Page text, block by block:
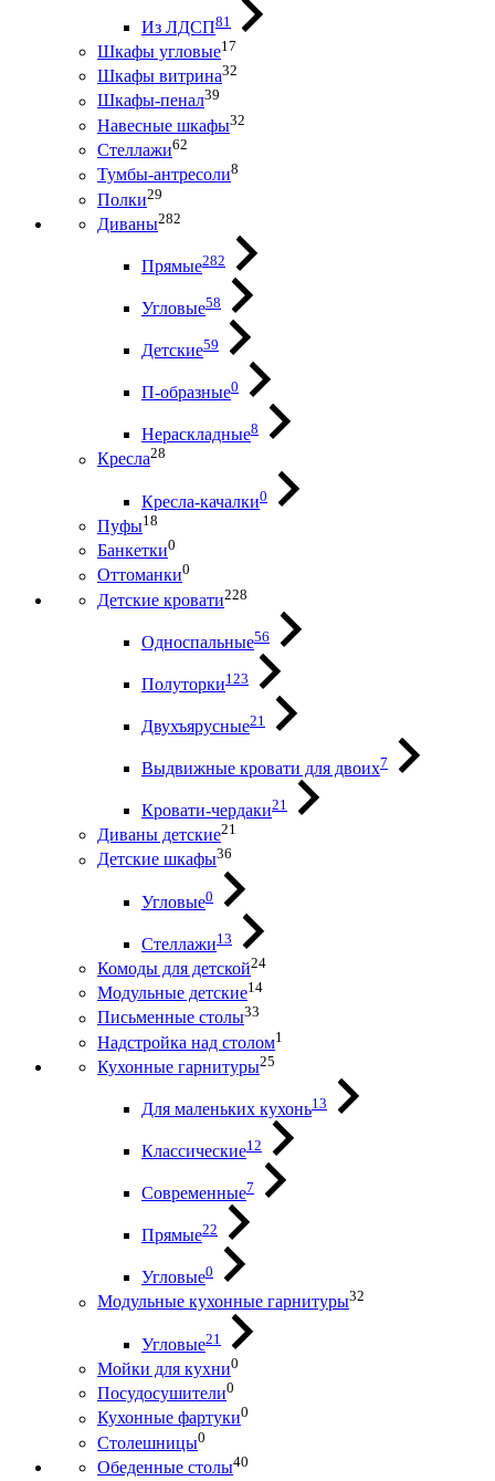
Из ЛДСП81
Шкафы угловые17
Шкафы витрина32
Шкафы-пенал39
Навесные шкафы32
Стеллажи62
Тумбы-антресоли8
Полки29
Диваны282
Прямые282
Угловые58
Детские59
П-образные0
Нераскладные8
Кресла28
Кресла-качалки0
Пуфы18
Банкетки0
Оттоманки0
Детские кровати228
Односпальные56
Полуторки123
Двухъярусные21
Выдвижные кровати для двоих7
Кровати-чердаки21
Диваны детские21
Детские шкафы36
Угловые0
Стеллажи13
Комоды для детской24
Модульные детские14
Письменные столы33
Надстройка над столом1
Кухонные гарнитуры25
Для маленьких кухонь13
Классические12
Современные7
Прямые22
Угловые0
Модульные кухонные гарнитуры32
Угловые21
Мойки для кухни0
Посудосушители0
Кухонные фартуки0
Столешницы0
Обеденные столы40